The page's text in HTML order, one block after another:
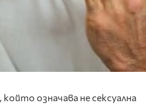
означава не сексуална